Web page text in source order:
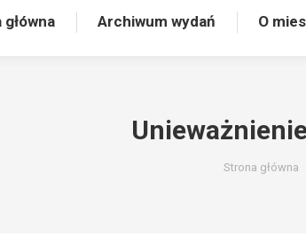
Archiwum wydań O
Strona główna